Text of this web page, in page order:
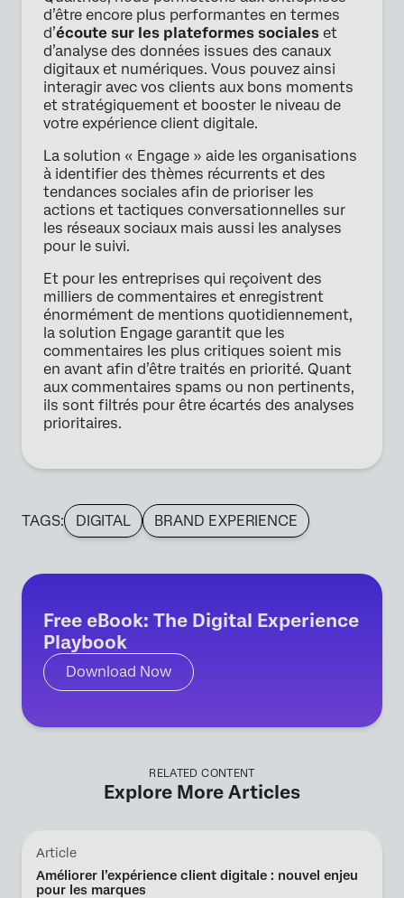
d’être encore plus performantes en termes
d’écoute sur les plateformes sociales et
d’analyse des données issues des canaux
digitaux et numériques. Vous pouvez ainsi
interagir avec vos clients aux bons moments
et stratégiquement et booster le niveau de
votre expérience client digitale.
La solution « Engage » aide les organisations
à identifier des thèmes récurrents et des
tendances sociales afin de prioriser les
actions et tactiques conversationnelles sur
les réseaux sociaux mais aussi les analyses
pour le suivi.
Et pour les entreprises qui reçoivent des
milliers de commentaires et enregistrent
énormément de mentions quotidiennement,
la solution Engage garantit que les
commentaires les plus critiques soient mis
en avant afin d’être traités en priorité. Quant
aux commentaires spams ou non pertinents,
ils sont filtrés pour être écartés des analyses
prioritaires.
TAGS: DIGITAL BRAND EXPERIENCE
Free eBook: The Digital Experience
Playbook
Download Now
RELATED CONTENT
Explore More Articles
Article
Améliorer l’expérience client digitale : nouvel enjeu
pour les marques